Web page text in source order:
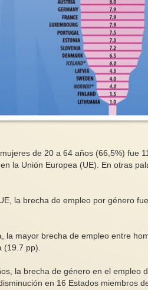
de 20 a 64 años (66,5%) fue
la Unión Europea (UE). En otras
la brecha de empleo por género
la mayor brecha de empleo entre
(19.7 pp).
la brecha de género en el empleo
en 16 Estados miembros